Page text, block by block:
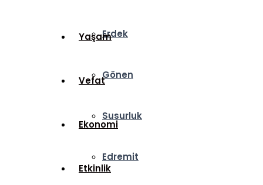
Erdek
Gönen
Susurluk
Edremit
Yaşam
Vefat
Ekonomi
Etkinlik